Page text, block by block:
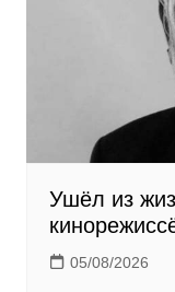
Ушёл из
05/08/2026